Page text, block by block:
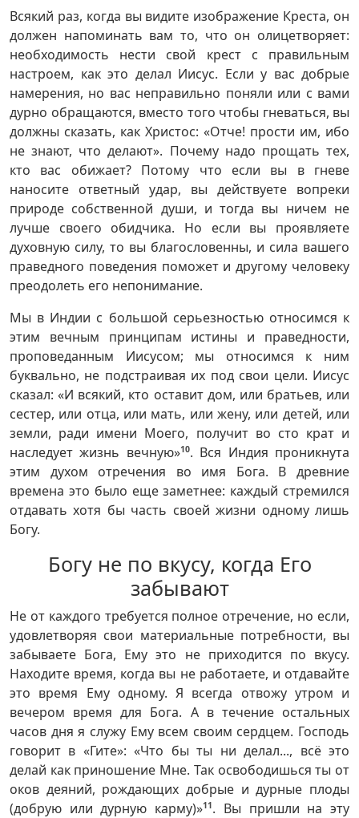
Всякий раз, когда вы видите изображение Креста, он
должен напоминать вам то, что он олицетворяет:
необходимость нести свой крест с правильным
настроем, как это делал Иисус. Если у вас добрые
намерения, но вас неправильно поняли или с вами
дурно обращаются, вместо того чтобы гневаться, вы
должны сказать, как Христос: «Отче! прости им, ибо
не знают, что делают». Почему надо прощать тех,
кто вас обижает? Потому что если вы в гневе
наносите ответный удар, вы действуете вопреки
природе собственной души, и тогда вы ничем не
лучше своего обидчика. Но если вы проявляете
духовную силу, то вы благословенны, и сила вашего
праведного поведения поможет и другому человеку
преодолеть его непонимание.
Мы в Индии с большой серьезностью относимся к
этим вечным принципам истины и праведности,
проповеданным Иисусом; мы относимся к ним
буквально, не подстраивая их под свои цели. Иисус
сказал: «И всякий, кто оставит дом, или братьев, или
сестер, или отца, или мать, или жену, или детей, или
земли, ради имени Моего, получит во сто крат и
наследует жизнь вечную»10. Вся Индия проникнута
этим духом отречения во имя Бога. В древние
времена это было еще заметнее: каждый стремился
отдавать хотя бы часть своей жизни одному лишь
Богу.
Богу не по вкусу, когда Его
забывают
Не от каждого требуется полное отречение, но если,
удовлетворяя свои материальные потребности, вы
забываете Бога, Ему это не приходится по вкусу.
Находите время, когда вы не работаете, и отдавайте
это время Ему одному. Я всегда отвожу утром и
вечером время для Бога. А в течение остальных
часов дня я служу Ему всем своим сердцем. Господь
говорит в «Гите»: «Что бы ты ни делал..., всё это
делай как приношение Мне. Так освободишься ты от
оков деяний, рождающих добрые и дурные плоды
(добрую или дурную карму)»11. Вы пришли на эту